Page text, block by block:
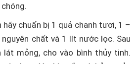
hãy chuẩn bị 1 quả chanh tươi, 1 –
chất và 1 lít nước lọc. Sau
lát mỏng, cho vào bình thủy tinh.